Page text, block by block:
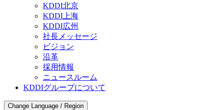
KDDI北京
KDDI上海
KDDI広州
社長メッセージ
ビジョン
沿革
採用情報
ニュースルーム
KDDIグループについて
Change Language / Region